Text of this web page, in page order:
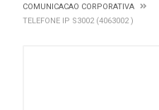
COMUNICACAO CORPORATIVA
TELEFONE IP S3002 (4063002 )